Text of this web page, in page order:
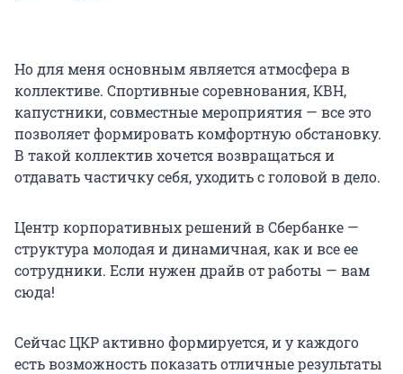
Но для меня основным является атмосфера в
коллективе. Спортивные соревнования, КВН,
капустники, совместные мероприятия — все это
позволяет формировать комфортную обстановку.
В такой коллектив хочется возвращаться и
отдавать частичку себя, уходить с головой в дело.
Центр корпоративных решений в Сбербанке —
структура молодая и динамичная, как и все ее
сотрудники. Если нужен драйв от работы — вам
сюда!
Сейчас ЦКР активно формируется, и у каждого
есть возможность показать отличные результаты